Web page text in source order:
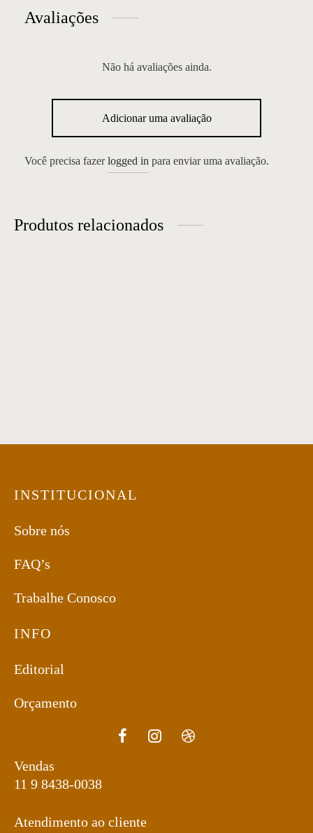
Avaliações
Não há avaliações ainda.
Adicionar uma avaliação
Você precisa fazerlogged in para enviar uma avaliação.
Produtos relacionados
INSTITUCIONAL
Sobre nós
FAQ’s
Trabalhe Conosco
INFO
Editorial
Orçamento
Vendas
11 9 8438-0038
Atendimento ao cliente